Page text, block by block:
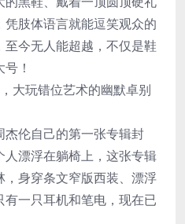
肢体语言就能逗笑观众的
今无人能超越，不仅是鞋
！
大玩错位艺术的幽默卓别
伦自己的第一张专辑封
漂浮在躺椅上，这张专辑
身穿条文窄版西装、漂浮
一只耳机和笔电，现在已